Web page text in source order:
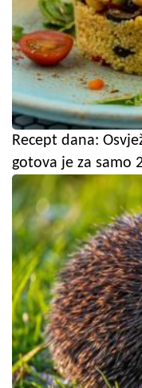
Recept dana:
gotova je za samo